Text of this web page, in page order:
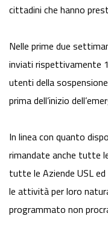
cittadini che hanno
Nelle prime due
inviati rispettivamente
utenti della
prima dell’inizio
In linea con quanto
rimandate anche tutte
tutte le Aziende USL
le attività per loro
programmato non